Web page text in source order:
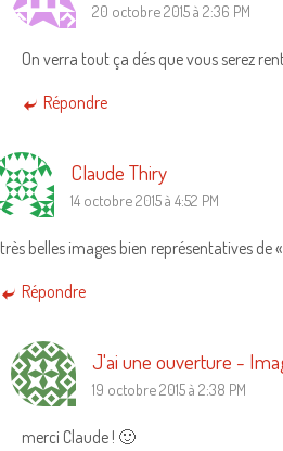
20 octobre 2015 à 2:36 PM
On verra tout ça dés que vous serez
Répondre
Claude Thiry
14 octobre 2015 à 4:52 PM
très belles images bien représentatives de
Répondre
J'ai une ouverture -
19 octobre 2015 à 2:38 PM
merci Claude ! 🙂